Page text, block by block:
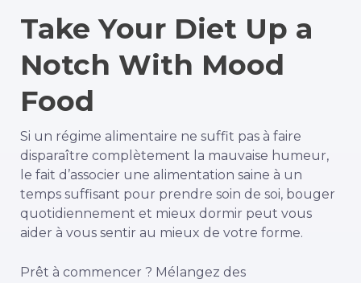
Take Your Diet Up a
Notch With Mood
Food
Si un régime alimentaire ne suffit pas à faire
disparaître complètement la mauvaise humeur,
le fait d’associer une alimentation saine à un
temps suffisant pour prendre soin de soi, bouger
quotidiennement et mieux dormir peut vous
aider à vous sentir au mieux de votre forme.
Prêt à commencer ? Mélangez des